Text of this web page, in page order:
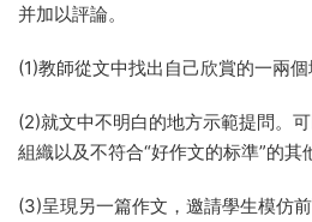
并加以評論。
(1)教師從文中找出自己欣賞的一兩個
(2)就文中不明白的地方示範提問。
組織以及不符合“好作文的标準”的其
(3)呈現另一篇作文，邀請學生模仿